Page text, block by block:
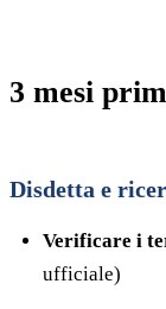
3 mesi
Disdetta e
Verificare i
ufficiale)